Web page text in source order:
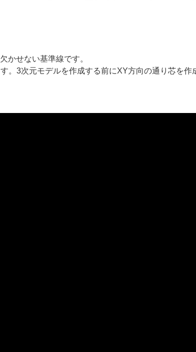
かせない基準線です。
。3次元モデルを作成する前にXY方向の通り芯を作